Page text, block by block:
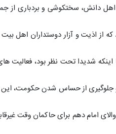
به اهل دانش، سختکوشی و بردباری
از اذیت و آزار دوستداران اهل
اینکه شدیدا تحت نظر بود، فعالیت
و جلوگیری از حساس شدن حکومت،
امام دهم برای حاکمان وقت